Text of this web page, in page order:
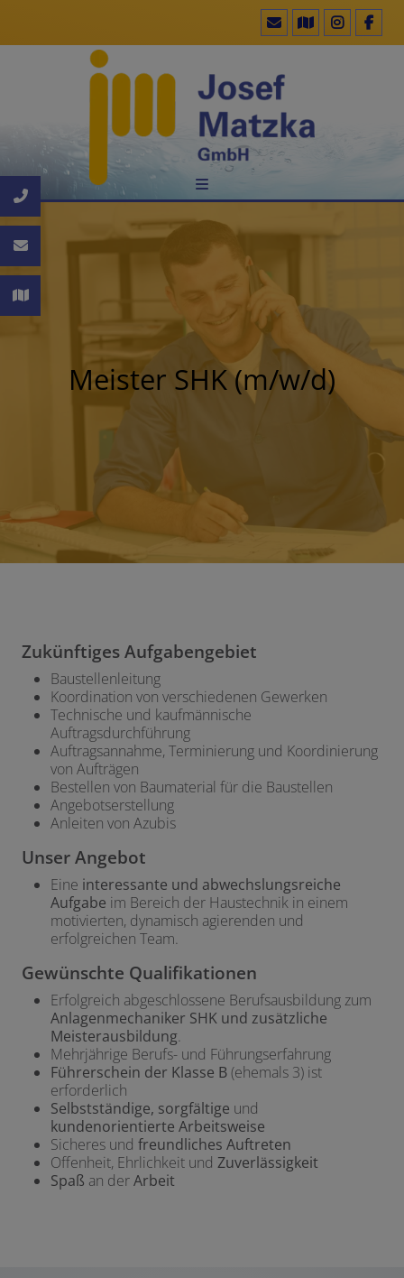
Meister SHK (m/w/d)
Zukünftiges Aufgabengebiet
Baustellenleitung
Koordination von verschiedenen Gewerken
Technische und kaufmännische
Auftragsdurchführung
Auftragsannahme, Terminierung und Koordinierung
von Aufträgen
Bestellen von Baumaterial für die Baustellen
Angebotserstellung
Anleiten von Azubis
Unser Angebot
Eine interessante und abwechslungsreiche
Aufgabe im Bereich der Haustechnik in einem
motivierten, dynamisch agierenden und
erfolgreichen Team.
Gewünschte Qualifikationen
Erfolgreich abgeschlossene Berufsausbildung zum
Anlagenmechaniker SHK und zusätzliche
Meisterausbildung.
Mehrjährige Berufs- und Führungserfahrung
Führerschein der Klasse B(ehemals 3) ist
erforderlich
Selbstständige, sorgfältige und
kundenorientierte Arbeitsweise
Sicheres und freundliches Auftreten
Offenheit, Ehrlichkeit und Zuverlässigkeit
Spaß an derArbeit